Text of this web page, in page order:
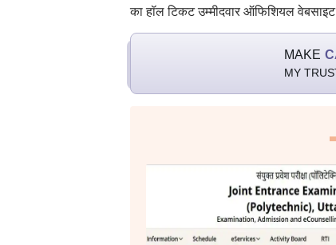
का हॉल टिकट उम्मीदवार ऑफिशियल
MAKE
MY